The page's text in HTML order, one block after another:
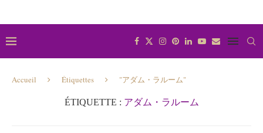
Accueil Étiquettes "アダム・ラルーム"
ÉTIQUETTE : アダム・ラルーム